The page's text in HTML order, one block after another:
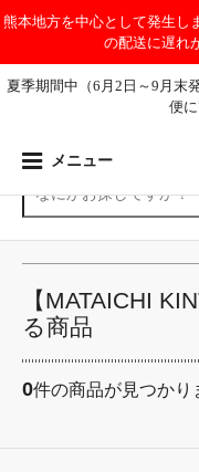
熊本地方を中心として発生し
の配送に遅れ
夏季期間中（6月2日～9月末
便
メニュー
【MATAICHI
る商品
0件の商品が見つかり